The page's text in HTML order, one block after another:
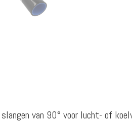
van 90° voor lucht- of